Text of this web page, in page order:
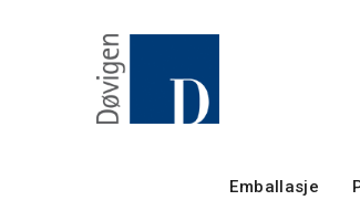
Emballasje